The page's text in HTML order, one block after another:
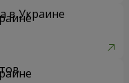
в Украине